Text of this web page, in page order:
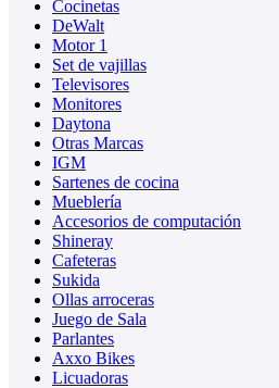
Cocinetas
DeWalt
Motor 1
Set de vajillas
Televisores
Monitores
Daytona
Otras Marcas
IGM
Sartenes de cocina
Mueblería
Accesorios de computación
Shineray
Cafeteras
Sukida
Ollas arroceras
Juego de Sala
Parlantes
Axxo Bikes
Licuadoras